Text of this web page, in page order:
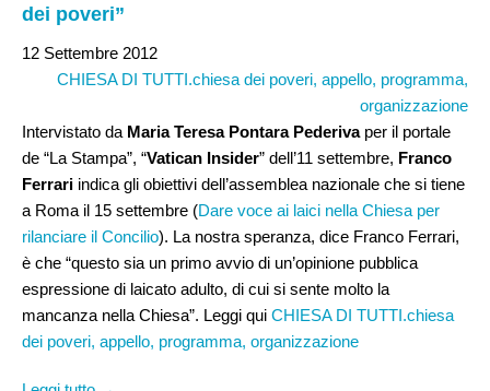
dei poveri”
12 Settembre 2012
CHIESA DI TUTTI.chiesa dei poveri, appello, programma,
organizzazione
Intervistato da Maria Teresa Pontara Pederivaper il portale
de “La Stampa”, “Vatican Insider” dell’11 settembre, Franco
Ferrari indica gli obiettivi dell’assemblea nazionale che si tiene
a Roma il 15 settembre (Dare voce ai laici nella Chiesa per
rilanciare il Concilio). La nostra speranza, dice Franco Ferrari,
è che “questo sia un primo avvio di un’opinione pubblica
espressione di laicato adulto, di cui si sente molto la
mancanza nella Chiesa”. Leggi qui CHIESA DI TUTTI.chiesa
dei poveri, appello, programma, organizzazione